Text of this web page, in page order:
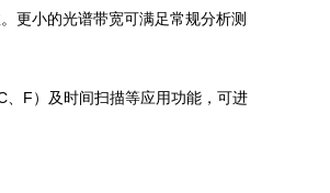
更小的光谱带宽可满足常规分析测
F）及时间扫描等应用功能，可进